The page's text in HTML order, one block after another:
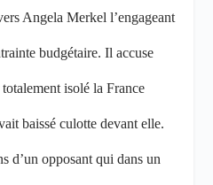
Angela Merkel l’engageant
budgétaire. Il accuse
isolé la France
baissé culotte devant elle.
d’un opposant qui dans un